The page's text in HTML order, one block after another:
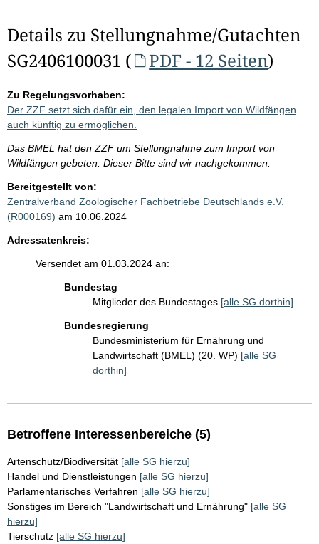
Details zu Stellungnahme/Gutachten
SG2406100031 (
PDF - 12 Seiten)
Zu Regelungsvorhaben:
Der ZZF setzt sich dafür ein, den legalen Import von Wildfängen
auch künftig zu ermöglichen.
Das BMEL hat den ZZF um Stellungnahme zum Import von
Wildfängen gebeten. Dieser Bitte sind wir nachgekommen.
Bereitgestellt von:
Zentralverband Zoologischer Fachbetriebe Deutschlands e.V.
(R000169) am 10.06.2024
Adressatenkreis:
Versendet am 01.03.2024 an:
Bundestag
Mitglieder des Bundestages [alle SG dorthin]
Bundesregierung
Bundesministerium für Ernährung und
Landwirtschaft (BMEL) (20. WP) [alle SG
dorthin]
Betroffene Interessenbereiche (5)
Artenschutz/Biodiversität [alle SG hierzu]
Handel und Dienstleistungen [alle SG hierzu]
Parlamentarisches Verfahren [alle SG hierzu]
Sonstiges im Bereich "Landwirtschaft und Ernährung" [alle SG
hierzu]
Tierschutz [alle SG hierzu]